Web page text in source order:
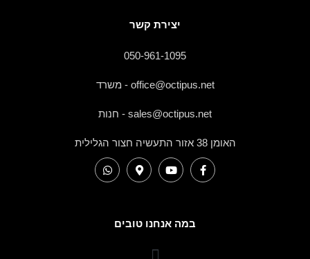
יצירת קשר
050-961-1095
office@octipus.net - משרד
sales@octipus.net - חנות
האומן 38 אזור התעשיה חצור הגלילית
במה אנחנו טובים